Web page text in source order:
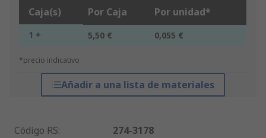
Caja(s) Por Caja Por unidad*
1 + 5,50 € 0,055 €
*precio indicativo
Añadir a una lista de materiales
Código RS:
274-3178